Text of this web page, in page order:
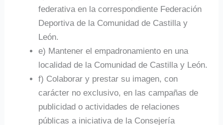
federativa en la correspondiente Federación
Deportiva de la Comunidad de Castilla y
León.
e) Mantener el empadronamiento en una
localidad de la Comunidad de Castilla y León.
f) Colaborar y prestar su imagen, con
carácter no exclusivo, en las campañas de
publicidad o actividades de relaciones
públicas a iniciativa de la Consejería